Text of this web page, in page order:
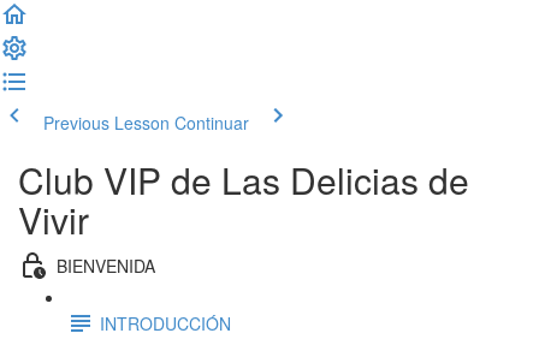
Previous Lesson Continuar
Club VIP de Las Delicias de
Vivir
BIENVENIDA
INTRODUCCIÓN